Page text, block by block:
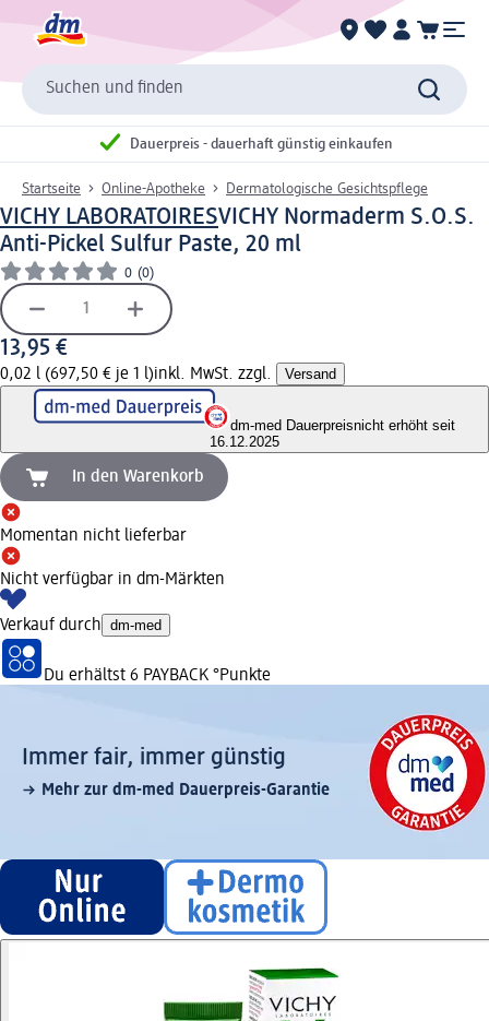
Suchen und finden
Dauerpreis - dauerhaft günstig einkaufen
Startseite Online-Apotheke Dermatologische Gesichtspflege
VICHY LABORATOIRESVICHY Normaderm S.O.S.
Anti-Pickel Sulfur Paste, 20 ml
0 (0)
13,95 €
0,02 l (697,50 € je 1 l)inkl. MwSt. zzgl. Versand
dm-med Dauerpreisnicht erhöht seit
16.12.2025
In den Warenkorb
Momentan nicht lieferbar
Nicht verfügbar in dm-Märkten
Verkauf durch dm-med
Du erhältst 6 PAYBACK °Punkte
Immer fair,­ immer günstig
Mehr zur dm-med Dauerpreis-Garantie